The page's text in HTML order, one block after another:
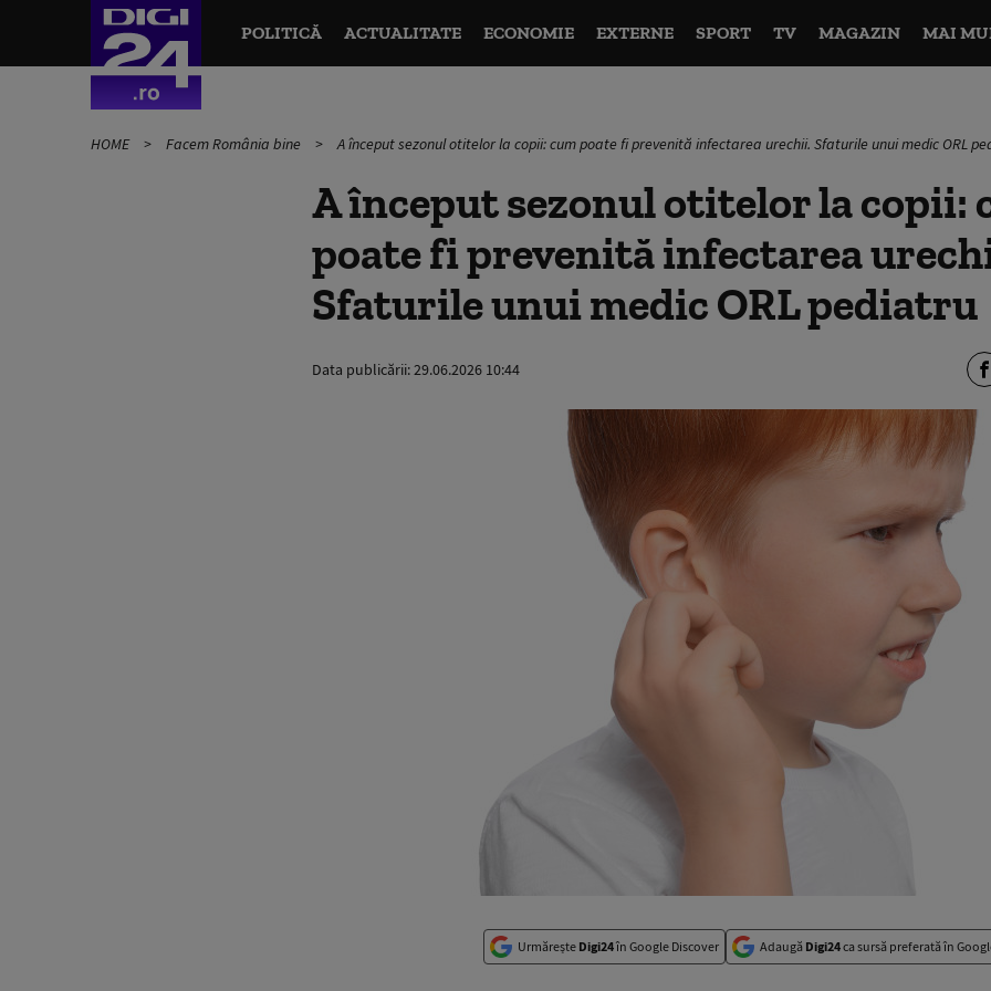
POLITICĂ ACTUALITATE ECONOMIE EXTERNE SPORT TV MAGAZIN MAI
HOME Facem România bine A început sezonul otitelor la copii: cum poate fi prevenită infectarea urechii. Sfaturile unui medic ORL
A început sezonul otitelor la copii:
poate fi prevenită infectarea
Sfaturile unui medic ORL pediatru
Data publicării:29.06.2026 10:44
Urmărește Digi24în Google Discover Adaugă Digi24ca sursă preferată în